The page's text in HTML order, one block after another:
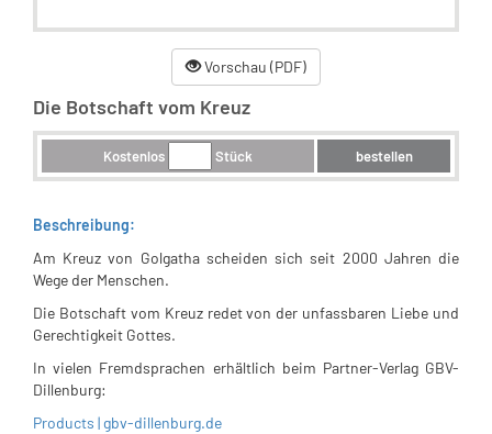
Vorschau (PDF)
Die Botschaft vom Kreuz
Kostenlos Stück bestellen
Beschreibung:
Am Kreuz von Golgatha scheiden sich seit 2000 Jahren die
Wege der Menschen.
Die Botschaft vom Kreuz redet von der unfassbaren Liebe und
Gerechtigkeit Gottes.
In vielen Fremdsprachen erhältlich beim Partner-Verlag GBV-
Dillenburg:
Products | gbv-dillenburg.de